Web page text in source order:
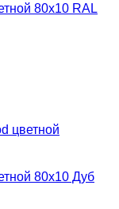
80х10 RAL
80х10 Дуб